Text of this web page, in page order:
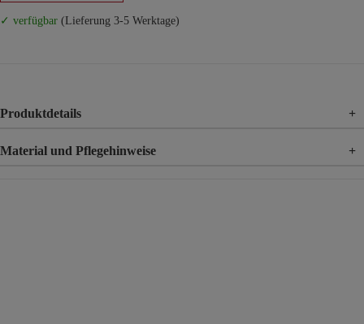
✓ verfügbar (Lieferung 3-5 Werktage)
Produktdetails +
Material und Pflegehinweise +